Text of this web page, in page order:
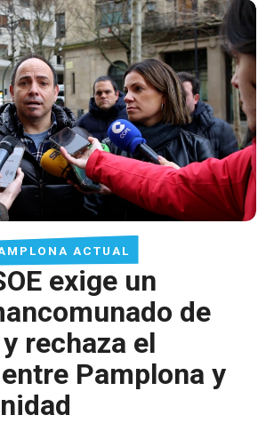
ACTUAL
exige un
de
rechaza el
Pamplona y